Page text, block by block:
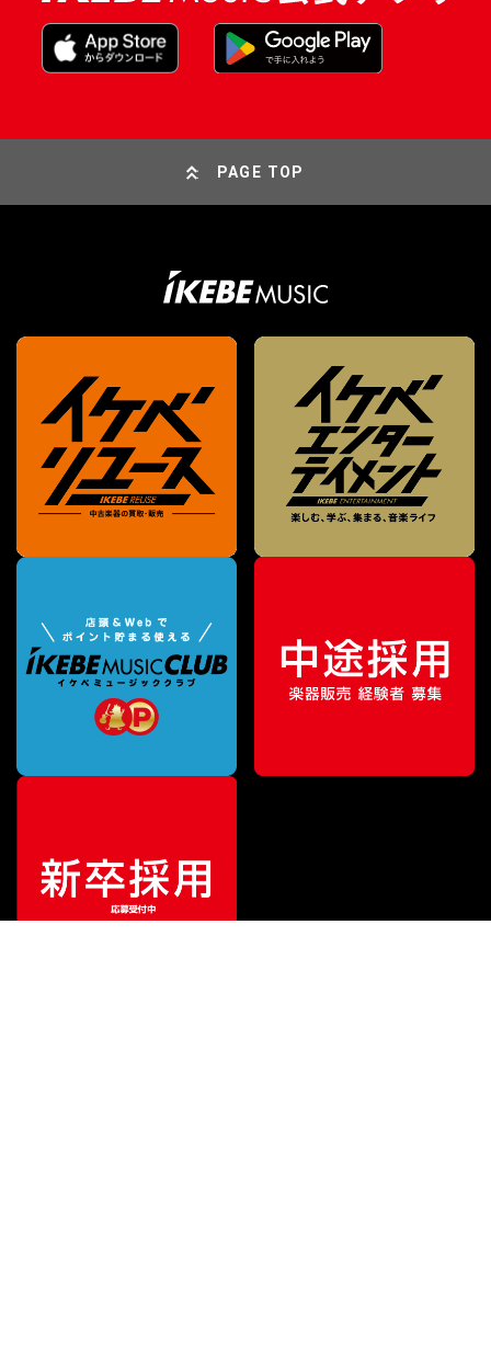
販売価格¥49,280（税込）
PAGE TOP